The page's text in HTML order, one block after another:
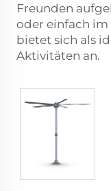
Freunden
oder einfach im
bietet sich als
Aktivitäten an.